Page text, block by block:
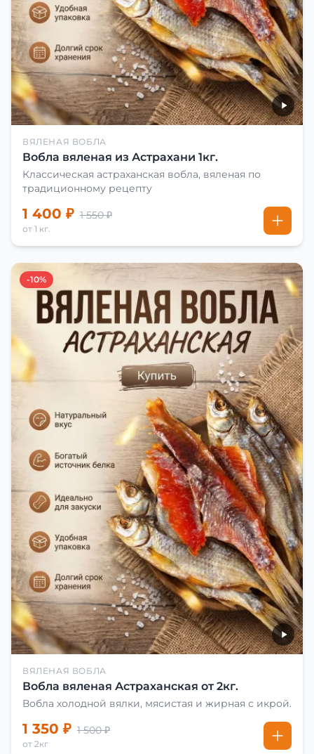
ВЯЛЕНАЯ ВОБЛА
Вобла вяленая из Астрахани 1кг.
Классическая астраханская вобла, вяленая по
традиционному рецепту
1 400 ₽ 1 550 ₽
от 1 кг.
-10%
ВЯЛЕНАЯ ВОБЛА
Вобла вяленая Астраханская от 2кг.
Вобла холодной вялки, мясистая и жирная с икрой.
1 350 ₽ 1 500 ₽
от 2кг